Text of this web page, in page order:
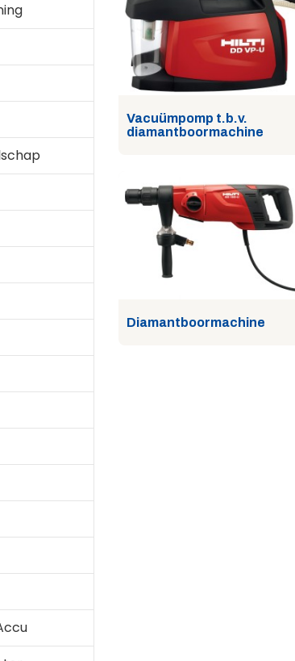
Vacuümpomp t.b.v.
diamantboormachine
Diamantboormachine